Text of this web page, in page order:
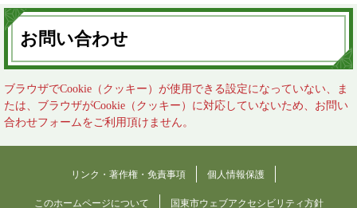
で
す
ば
し
へ
本
文
お問い合わせ
ブラウザでCookie（クッキー）が使用できる設定になっていない、ま
たは、ブラウザがCookie（クッキー）に対応していないため、お問い
合わせフォームをご利用頂けません。
リンク・著作権・免責事項 個人情報保護
このホームページについて 国東市ウェブアクセシビリティ方針